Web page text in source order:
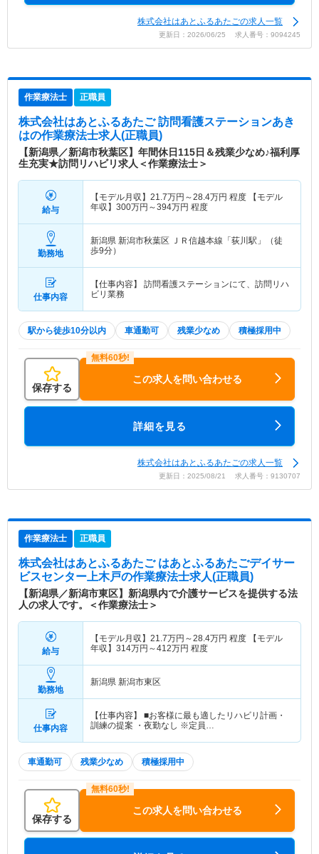
株式会社はあとふるあたごの求人一覧
更新日：2026/06/25 求人番号：9094245
作業療法士 正職員
株式会社はあとふるあたご 訪問看護ステーションあき
はの作業療法士求人(正職員)
【新潟県／新潟市秋葉区】年間休日115日＆残業少なめ♪福利厚
生充実★訪問リハビリ求人＜作業療法士＞
給与
【モデル月収】 21.7万円～28.4万円 程度 【モデル
年収】 300万円～394万円 程度
勤務地
新潟県 新潟市秋葉区
ＪＲ信越本線「荻川駅」（徒
歩9分）
仕事内容
【仕事内容】 訪問看護ステーションにて、訪問リハ
ビリ業務
駅から徒歩10分以内 車通勤可 残業少なめ 積極採用中
保存する
この求人を問い合わせる
詳細を見る
株式会社はあとふるあたごの求人一覧
更新日：2025/08/21 求人番号：9130707
作業療法士 正職員
株式会社はあとふるあたご はあとふるあたごデイサー
ビスセンター上木戸の作業療法士求人(正職員)
【新潟県／新潟市東区】新潟県内で介護サービスを提供する法
人の求人です。＜作業療法士＞
給与
【モデル月収】 21.7万円～28.4万円 程度 【モデル
年収】 314万円～412万円 程度
勤務地
新潟県 新潟市東区
仕事内容
【仕事内容】 ■お客様に最も適したリハビリ計画・
訓練の提案 ・夜勤なし ※定員…
車通勤可 残業少なめ 積極採用中
保存する
この求人を問い合わせる